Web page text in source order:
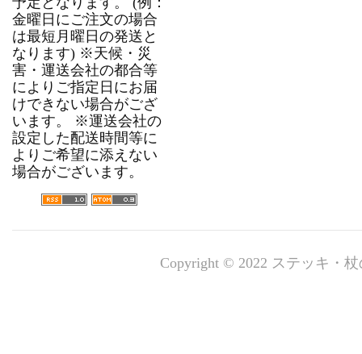
金曜日にご注文の場合
は最短月曜日の発送と
なります) ※天候・災
害・運送会社の都合等
によりご指定日にお届
けできない場合がござ
います。 ※運送会社の
設定した配送時間等に
よりご希望に添えない
場合がございます。
Copyright © 2022 ステッキ・杖